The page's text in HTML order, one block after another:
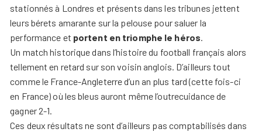
stationnés à Londres et présents dans les tribunes jettent
leurs bérets amarante sur la pelouse pour saluer la
performance et portent en triomphe le héros.
Un match historique dans l’histoire du football français alors
tellement en retard sur son voisin anglois. D’ailleurs tout
comme le France-Angleterre d’un an plus tard (cette fois-ci
en France) où les bleus auront même l’outrecuidance de
gagner 2-1.
Ces deux résultats ne sont d’ailleurs pas comptabilisés dans